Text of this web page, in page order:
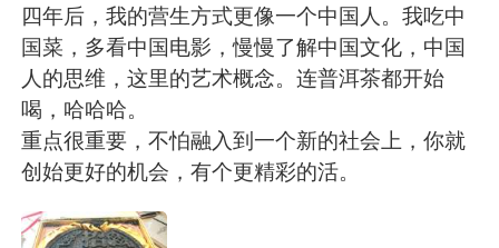
Deutsch 日本語
한국어
ไทย Indonesia
四年后，我的营生方式更像一个中国人。我吃中
国菜，多看中国电影，慢慢了解中国文化，中国
人的思维，这里的艺术概念。连普洱茶都开始
喝，哈哈哈。
重点很重要，不怕融入到一个新的社会上，你就
创始更好的机会，有个更精彩的活。